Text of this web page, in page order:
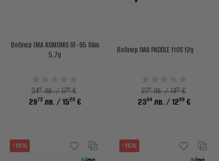
Воблер IMA KOMOMO SF-95 Slim
5,7g
3497лв. / 1788€
2972 лв. / 1520 €
Воблер IMA PADDLE 110S 12g
2781лв. / 1422€
2364 лв. / 1209 €
-15% -15%